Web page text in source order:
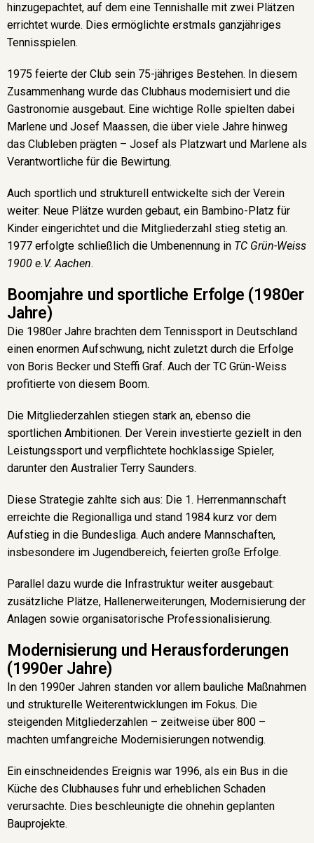
hinzugepachtet, auf dem eine Tennishalle mit zwei Plätzen
errichtet wurde. Dies ermöglichte erstmals ganzjähriges
Tennisspielen.
1975 feierte der Club sein 75-jähriges Bestehen. In diesem
Zusammenhang wurde das Clubhaus modernisiert und die
Gastronomie ausgebaut. Eine wichtige Rolle spielten dabei
Marlene und Josef Maassen, die über viele Jahre hinweg
das Clubleben prägten – Josef als Platzwart und Marlene als
Verantwortliche für die Bewirtung.
Auch sportlich und strukturell entwickelte sich der Verein
weiter: Neue Plätze wurden gebaut, ein Bambino-Platz für
Kinder eingerichtet und die Mitgliederzahl stieg stetig an.
1977 erfolgte schließlich die Umbenennung in TC Grün-Weiss
1900 e.V. Aachen.
Boomjahre und sportliche Erfolge (1980er
Jahre)
Die 1980er Jahre brachten dem Tennissport in Deutschland
einen enormen Aufschwung, nicht zuletzt durch die Erfolge
von Boris Becker und Steffi Graf. Auch der TC Grün-Weiss
profitierte von diesem Boom.
Die Mitgliederzahlen stiegen stark an, ebenso die
sportlichen Ambitionen. Der Verein investierte gezielt in den
Leistungssport und verpflichtete hochklassige Spieler,
darunter den Australier Terry Saunders.
Diese Strategie zahlte sich aus: Die 1. Herrenmannschaft
erreichte die Regionalliga und stand 1984 kurz vor dem
Aufstieg in die Bundesliga. Auch andere Mannschaften,
insbesondere im Jugendbereich, feierten große Erfolge.
Parallel dazu wurde die Infrastruktur weiter ausgebaut:
zusätzliche Plätze, Hallenerweiterungen, Modernisierung der
Anlagen sowie organisatorische Professionalisierung.
Modernisierung und Herausforderungen
(1990er Jahre)
In den 1990er Jahren standen vor allem bauliche Maßnahmen
und strukturelle Weiterentwicklungen im Fokus. Die
steigenden Mitgliederzahlen – zeitweise über 800 –
machten umfangreiche Modernisierungen notwendig.
Ein einschneidendes Ereignis war 1996, als ein Bus in die
Küche des Clubhauses fuhr und erheblichen Schaden
verursachte. Dies beschleunigte die ohnehin geplanten
Bauprojekte.